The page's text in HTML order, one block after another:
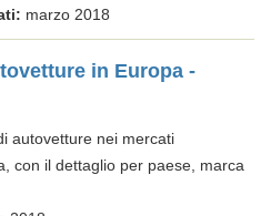
marzo 2018
in Europa -
autovetture nei mercati
con il dettaglio per paese, marca